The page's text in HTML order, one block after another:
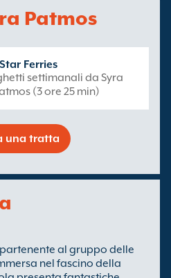
Patmos
Ferries
settimanali da Syra
(3 ore 25 min)
una tratta
al gruppo delle
nel fascino della